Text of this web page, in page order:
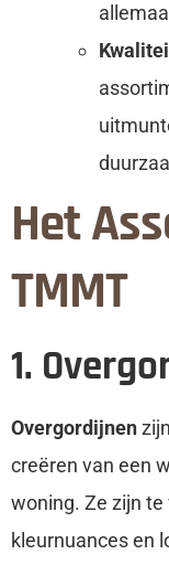
Het
TMMT
1.
Overgordijnen
creëren van een
woning. Ze zijn
kleurnuances en